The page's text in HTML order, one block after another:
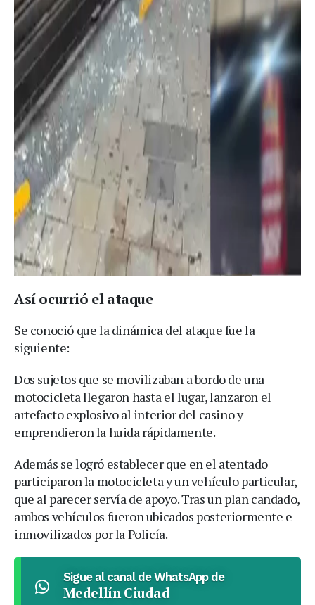
Así ocurrió el ataque
Se conoció que la dinámica del ataque fue la
siguiente:
Dos sujetos que se movilizaban a bordo de una
motocicleta llegaron hasta el lugar, lanzaron el
artefacto explosivo al interior del casino y
emprendieron la huida rápidamente.
Además se logró establecer que en el atentado
participaron la motocicleta y un vehículo particular,
que al parecer servía de apoyo. Tras un plan candado,
ambos vehículos fueron ubicados posteriormente e
inmovilizados por la Policía.
Sigue al canal de WhatsApp de
Medellín Ciudad